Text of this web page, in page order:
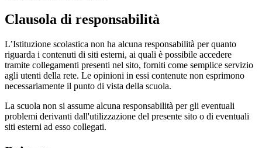
Clausola di responsabilità
L’Istituzione scolastica non ha alcuna responsabilità per quanto
riguarda i contenuti di siti esterni, ai quali è possibile accedere
tramite collegamenti presenti nel sito, forniti come semplice servizio
agli utenti della rete. Le opinioni in essi contenute non esprimono
necessariamente il punto di vista della scuola.
La scuola non si assume alcuna responsabilità per gli eventuali
problemi derivanti dall'utilizzazione del presente sito o di eventuali
siti esterni ad esso collegati.